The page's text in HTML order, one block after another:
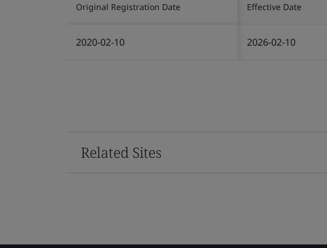
Original Registration Date Effective Date
2020-02-10 2026-02-10
Related Sites